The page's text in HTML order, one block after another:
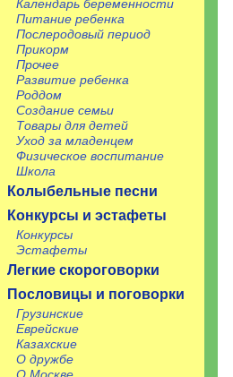
Календарь беременности
Питание ребенка
Послеродовый период
Прикорм
Прочее
Развитие ребенка
Роддом
Создание семьи
Товары для детей
Уход за младенцем
Физическое воспитание
Школа
Колыбельные песни
Конкурсы и эстафеты
Конкурсы
Эстафеты
Легкие скороговорки
Пословицы и поговорки
Грузинские
Еврейские
Казахские
О дружбе